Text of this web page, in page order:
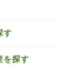
す
を探す